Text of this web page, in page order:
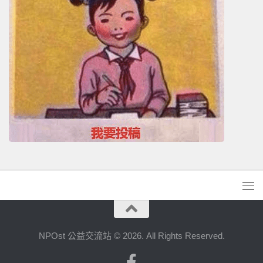
NPOst 公益交流站 © 2026. All Rights Reserved.